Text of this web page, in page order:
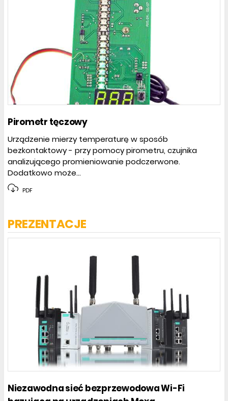
Pirometr tęczowy
Urządzenie mierzy temperaturę w sposób
bezkontaktowy - przy pomocy pirometru, czujnika
analizującego promieniowanie podczerwone.
Dodatkowo może...
PDF
PREZENTACJE
Niezawodna sieć bezprzewodowa Wi-Fi